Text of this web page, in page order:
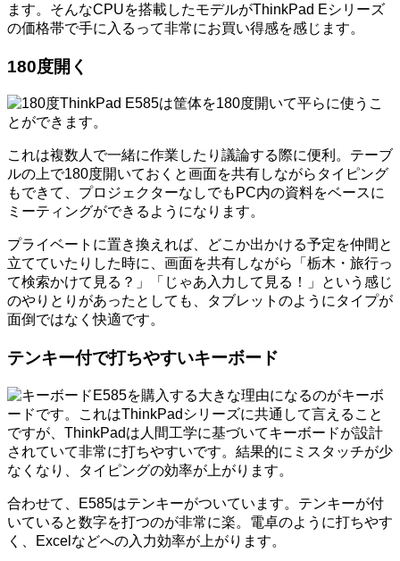
ます。そんなCPUを搭載したモデルがThinkPad Eシリーズ
の価格帯で手に入るって非常にお買い得感を感じます。
180度開く
ThinkPad E585は筐体を180度開いて平らに使うこ
とができます。
これは複数人で一緒に作業したり議論する際に便利。テーブ
ルの上で180度開いておくと画面を共有しながらタイピング
もできて、プロジェクターなしでもPC内の資料をベースに
ミーティングができるようになります。
プライベートに置き換えれば、どこか出かける予定を仲間と
立てていたりした時に、画面を共有しながら「栃木・旅行っ
て検索かけて見る？」「じゃあ入力して見る！」という感じ
のやりとりがあったとしても、タブレットのようにタイプが
面倒ではなく快適です。
テンキー付で打ちやすいキーボード
E585を購入する大きな理由になるのがキーボ
ードです。これはThinkPadシリーズに共通して言えること
ですが、ThinkPadは人間工学に基づいてキーボードが設計
されていて非常に打ちやすいです。結果的にミスタッチが少
なくなり、タイピングの効率が上がります。
合わせて、E585はテンキーがついています。テンキーが付
いていると数字を打つのが非常に楽。電卓のように打ちやす
く、Excelなどへの入力効率が上がります。